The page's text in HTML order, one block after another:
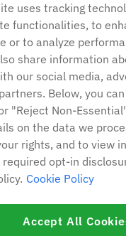
Hosting
White
Cloud
Load
Blokkeer
SSL
uses tracking
functionalities, to
or to analyze
share information
our social media,
Below, you
"Reject Non-
on the data we
rights, and to view
opt-in
Cookie Policy
Accept All